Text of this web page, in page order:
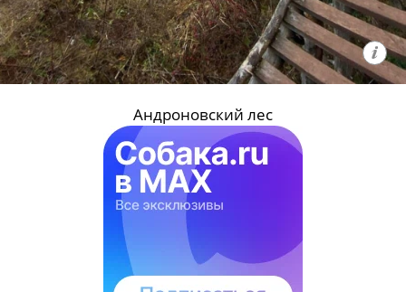
Андроновский лес